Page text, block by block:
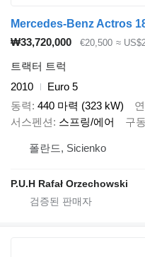
Mercedes-Benz Actros
₩33,720,000
€20,500 ≈
트랙터 트럭
2010
Euro 5
동력 440 마력 (323 kW)
서스펜션
스프링/에어 구
폴란드, Sicienko
P.U.H Rafał Orzechowski